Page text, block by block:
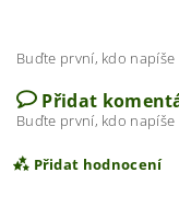
Buďte první, kdo napíše
Přidat
Buďte první, kdo napíše
Přidat hodnocení